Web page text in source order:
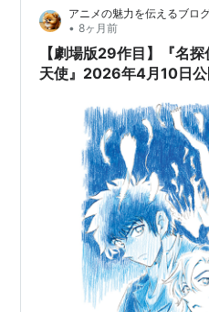
まれた場所 公式コラボイベ
月〜7月）…
アニメの魅力を伝えるブロ
• 8ヶ月前
【劇場版29作目】『名
天使』2026年4月10日公